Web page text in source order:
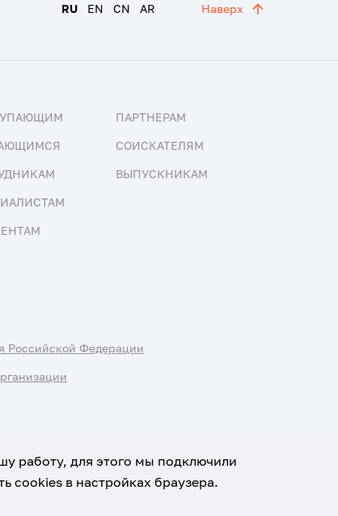
RU EN CN AR Наверх
ПАРТНЕРАМ
СОИСКАТЕЛЯМ
ВЫПУСКНИКАМ
Российской Федерации
работу, для этого мы подключили
cookies в настройках браузера.